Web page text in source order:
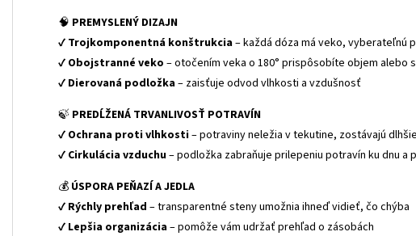
🧠 PREMYSLENÝ DIZAJN
✔ Trojkomponentná konštrukcia– každá dóza má veko, vyberateľnú
✔ Obojstranné veko – otočením veka o 180° prispôsobíte objem alebo
✔ Dierovaná podložka– zaisťuje odvod vlhkosti a vzdušnosť
🍃 PREDĹŽENÁ TRVANLIVOSŤ POTRAVÍN
✔ Ochrana proti vlhkosti– potraviny neležia v tekutine, zostávajú
✔ Cirkulácia vzduchu– podložka zabraňuje prilepeniu potravín ku dnu a
💰 ÚSPORA PEŇAZÍ A JEDLA
✔ Rýchly prehľad – transparentné steny umožnia ihneď vidieť, čo chýba
✔ Lepšia organizácia– pomôže vám udržať prehľad o zásobách